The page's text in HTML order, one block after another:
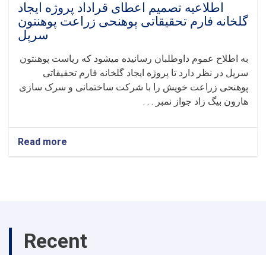
اطلاعیه تصمیم اعطای قراداد پروژه ایجاد
گلخانه فارم تحقیقاتی پوهنحی زراعت پوهنتون
سرپل
به اطلاح عموم داوطلبان رسانیده میشود که ریاست پوهنتون
سرپل در نظر دارد تا پروژه ایجاد گلخانه فارم تحقیقاتی
پوهنحی زراعت خویش را با شرکت ساختمانی و سرک سازی
هارون بیگ زاد جواز نمبر . . .
Read more
اطلاعیه
فارم
تحقیقاتی
Recent